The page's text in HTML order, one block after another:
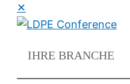
✕
IHRE BRANCHE